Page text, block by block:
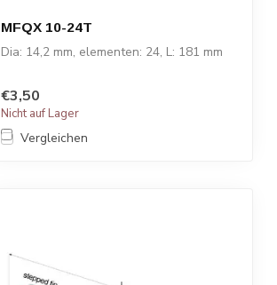
MFQX 10-24T
Dia: 14,2 mm, elementen: 24, L: 181 mm
€3,50
Nicht auf Lager
Vergleichen